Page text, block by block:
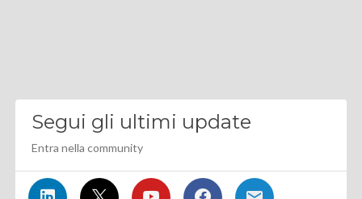
Segui gli ultimi update
Entra nella community